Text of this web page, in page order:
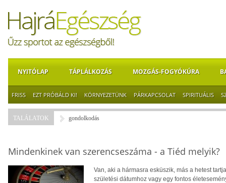
NYITÓLAP TÁPLÁLKOZÁS MOZGÁS-FOGYÓKÚRA
FRISS EZT PRÓBÁLD KI! KÖRNYEZETÜNK PÁRKAPCSOLAT SPIRITUÁLIS
TALÁLATOK gondolkodás
Mindenkinek van szerencseszáma - a Tiéd melyik?
Van, aki a hármasra esküszik, más a hetest
születési dátumhoz vagy egy fontos